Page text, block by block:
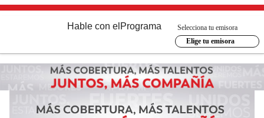
Hable con el Programa
Selecciona tu emisora
Elige tu emisora